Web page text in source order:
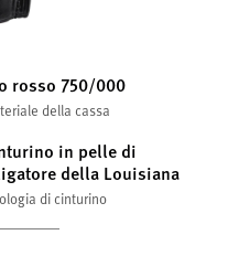
rosso 750/000
della cassa
in pelle di
della Louisiana
di cinturino